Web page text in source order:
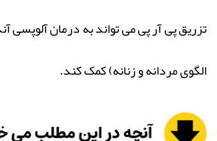
تزریق پی آر پی می تواند به درمان آلوپسی
الگوی مردانه و زنانه) کمک کند.